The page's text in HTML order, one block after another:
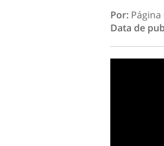
Por: Página
Data de